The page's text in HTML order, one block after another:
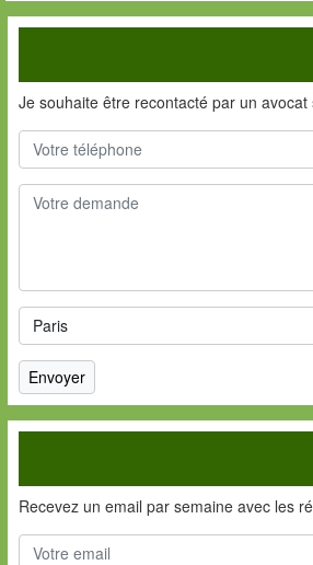
Je souhaite être recontacté par un
Recevez un email par semaine avec les